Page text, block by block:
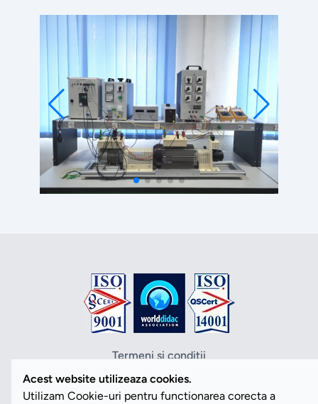
Termeni si conditii
Politica de confidentialitate
Politica cookies
Acest website utilizeaza cookies.
Utilizam Cookie-uri pentru functionarea corecta a